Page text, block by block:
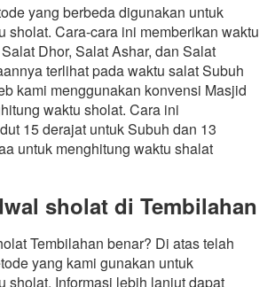
yang berbeda digunakan untuk
sholat. Cara-cara ini memberikan waktu
Dhor, Salat Ashar, dan Salat
terlihat pada waktu salat Subuh
kami menggunakan konvensi Masjid
waktu sholat. Cara ini
15 derajat untuk Subuh dan 13
untuk menghitung waktu shalat
sholat di Tembilahan
Tembilahan benar? Di atas telah
yang kami gunakan untuk
sholat. Informasi lebih lanjut dapat